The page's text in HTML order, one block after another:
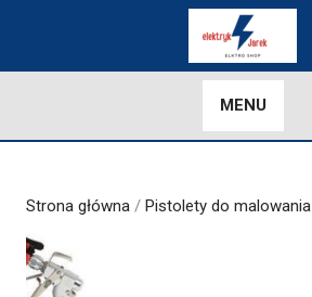
MENU
Strona główna / Pistolety do malowania